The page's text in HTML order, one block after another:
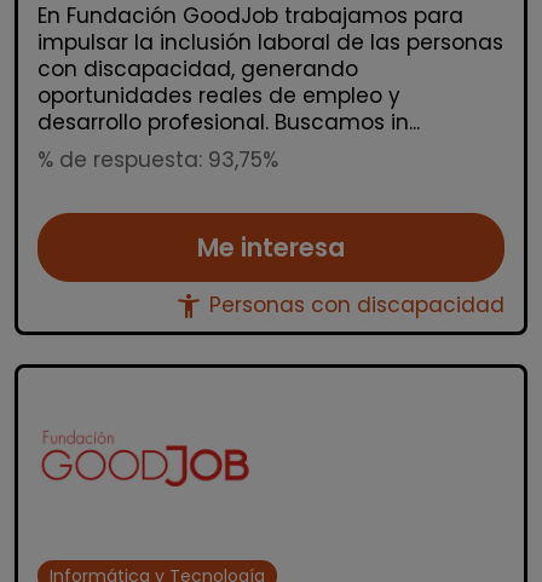
En Fundación GoodJob trabajamos para
impulsar la inclusión laboral de las personas
con discapacidad, generando
oportunidades reales de empleo y
desarrollo profesional. Buscamos in...
% de respuesta: 93,75%
Me interesa
accessibility_new Personas con discapacidad
Informática y Tecnología